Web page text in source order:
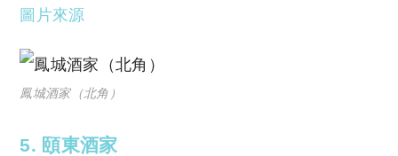
圖片來源
鳳城酒家（北角）
5. 頤東酒家